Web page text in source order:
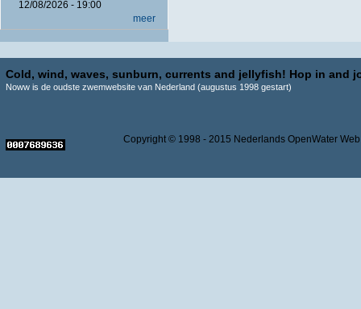
12/08/2026 - 19:00
meer
Cold, wind, waves, sunburn, currents and jellyfish! Hop in and
Noww is de oudste zwemwebsite van Nederland (augustus 1998 gestart)
Copyright © 1998 - 2015 Nederlands OpenWater